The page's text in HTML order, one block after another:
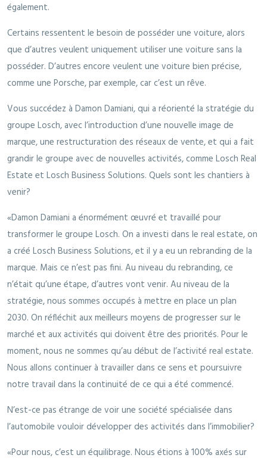
également.
Certains ressentent le besoin de posséder une voiture, alors
que d’autres veulent uniquement utiliser une voiture sans la
posséder. D’autres encore veulent une voiture bien précise,
comme une Porsche, par exemple, car c’est un rêve.
Vous succédez à Damon Damiani, qui a réorienté la stratégie du
groupe Losch, avec l’introduction d’une nouvelle image de
marque, une restructuration des réseaux de vente, et qui a fait
grandir le groupe avec de nouvelles activités, comme Losch Real
Estate et Losch Business Solutions. Quels sont les chantiers à
venir?
«Damon Damiani a énormément œuvré et travaillé pour
transformer le groupe Losch. On a investi dans le real estate, on
a créé Losch Business Solutions, et il y a eu un rebranding de la
marque. Mais ce n’est pas fini. Au niveau du rebranding, ce
n’était qu’une étape, d’autres vont venir. Au niveau de la
stratégie, nous sommes occupés à mettre en place un plan
2030. On réfléchit aux meilleurs moyens de progresser sur le
marché et aux activités qui doivent être des priorités. Pour le
moment, nous ne sommes qu’au début de l’activité real estate.
Nous allons continuer à travailler dans ce sens et poursuivre
notre travail dans la continuité de ce qui a été commencé.
N’est-ce pas étrange de voir une société spécialisée dans
l’automobile vouloir développer des activités dans l’immobilier?
«Pour nous, c’est un équilibrage. Nous étions à 100% axés sur